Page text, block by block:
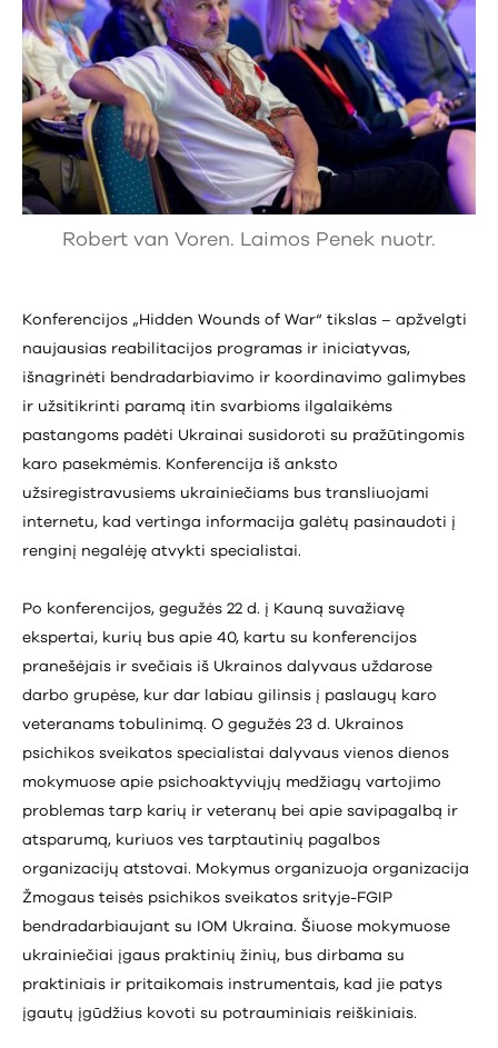
Robert van Voren. Laimos Penek nuotr.
Konferencijos „Hidden Wounds of War“ tikslas – apžvelgti
naujausias reabilitacijos programas ir iniciatyvas,
išnagrinėti bendradarbiavimo ir koordinavimo galimybes
ir užsitikrinti paramą itin svarbioms ilgalaikėms
pastangoms padėti Ukrainai susidoroti su pražūtingomis
karo pasekmėmis. Konferencija iš anksto
užsiregistravusiems ukrainiečiams bus transliuojami
internetu, kad vertinga informacija galėtų pasinaudoti į
renginį negalėję atvykti specialistai.
Po konferencijos, gegužės 22 d. į Kauną suvažiavę
ekspertai, kurių bus apie 40, kartu su konferencijos
pranešėjais ir svečiais iš Ukrainos dalyvaus uždarose
darbo grupėse, kur dar labiau gilinsis į paslaugų karo
veteranams tobulinimą. O gegužės 23 d. Ukrainos
psichikos sveikatos specialistai dalyvaus vienos dienos
mokymuose apie psichoaktyviųjų medžiagų vartojimo
problemas tarp karių ir veteranų bei apie savipagalbą ir
atsparumą, kuriuos ves tarptautinių pagalbos
organizacijų atstovai. Mokymus organizuoja organizacija
Žmogaus teisės psichikos sveikatos srityje-FGIP
bendradarbiaujant su IOM Ukraina. Šiuose mokymuose
ukrainiečiai įgaus praktinių žinių, bus dirbama su
praktiniais ir pritaikomais instrumentais, kad jie patys
įgautų įgūdžius kovoti su potrauminiais reiškiniais.